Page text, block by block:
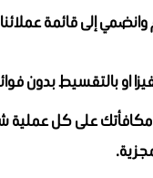
إلى قائمة
او بالتقسيط بدون